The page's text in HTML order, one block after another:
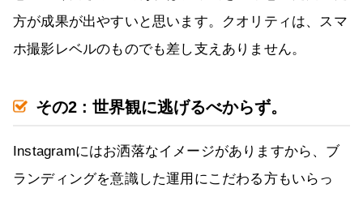
方が成果が出やすいと思います。クオリティは、スマ
ホ撮影レベルのものでも差し支えありません。
その2 : 世界観に逃げるべからず。
Instagramにはお洒落なイメージがありますから、ブ
ランディングを意識した運用にこだわる方もいらっ